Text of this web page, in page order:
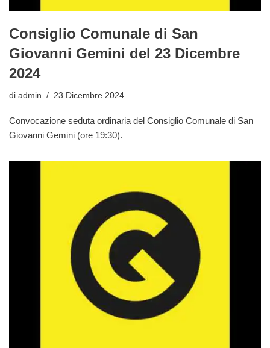
Consiglio Comunale di San
Giovanni Gemini del 23 Dicembre
2024
di admin 23 Dicembre 2024
Convocazione seduta ordinaria del Consiglio Comunale di San
Giovanni Gemini (ore 19:30).